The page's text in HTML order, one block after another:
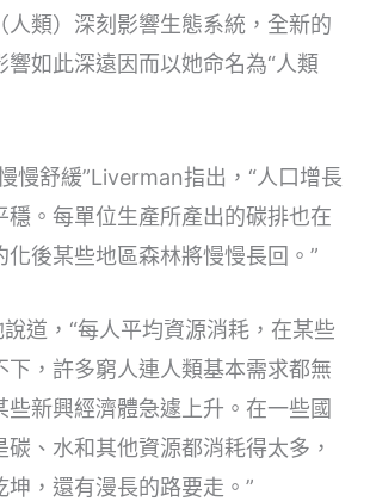
人類）深刻影響生態系統，全新的
響如此深遠因而以她命名為“人類
慢舒緩”Liverman指出，“人口增長
穩。每單位生產所產出的碳排也在
化後某些地區森林將慢慢長回。”
說道，“每人平均資源消耗，在某些
下，許多窮人連人類基本需求都無
些新興經濟體急遽上升。在一些國
碳、水和其他資源都消耗得太多，
坤，還有漫長的路要走。”